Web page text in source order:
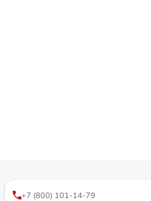
+7 (800) 101-14-79